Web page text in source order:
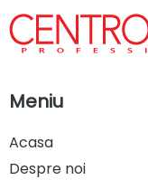
Meniu
Acasa
Despre noi